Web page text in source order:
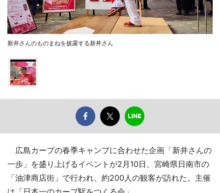
新井さんのものまねを披露する新丼さん
広島カープの春季キャンプに合わせた企画「新井さんの
一歩」を盛り上げるイベントが2月10日、宮崎県日南市の
「油津商店街」で行われ、約200人の観客が訪れた。主催